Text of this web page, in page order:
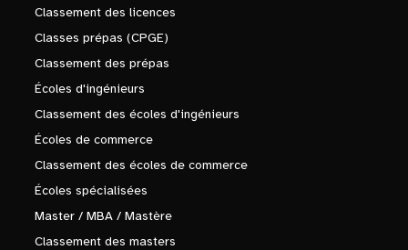
Classement des licences
Classes prépas (CPGE)
Classement des prépas
Écoles d'ingénieurs
Classement des écoles d'ingénieurs
Écoles de commerce
Classement des écoles de commerce
Écoles spécialisées
Master / MBA / Mastère
Classement des masters